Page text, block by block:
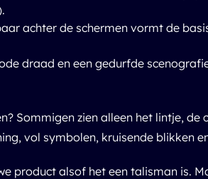
achter de schermen vormt de
draad en een gedurfde
Sommigen zien alleen het lintje, de
vol symbolen, kruisende blikken
product alsof het een talisman is.